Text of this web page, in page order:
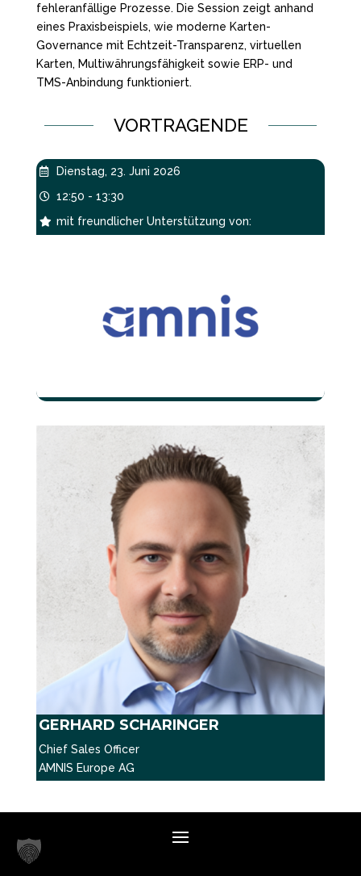
fehleranfällige Prozesse. Die Session zeigt anhand
eines Praxisbeispiels, wie moderne Karten-
Governance mit Echtzeit-Transparenz, virtuellen
Karten, Multiwährungsfähigkeit sowie ERP- und
TMS-Anbindung funktioniert.
VORTRAGENDE
 Dienstag, 23. Juni 2026
 12:50 - 13:30
 mit freundlicher Unterstützung von:
GERHARD SCHARINGER
Chief Sales Officer
AMNIS Europe AG